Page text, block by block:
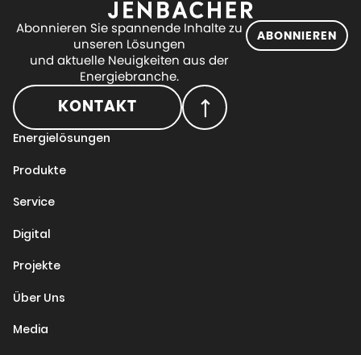
Abonnieren Sie spannende Inhalte zu
unseren Lösungen
und aktuelle Neuigkeiten aus der
Energiebranche.
ABONNIEREN
KONTAKT
Energielösungen
Produkte
Service
Digital
Projekte
Über Uns
Media